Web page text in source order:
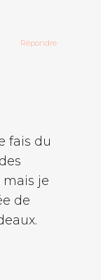
fais du
je
de
Répondre